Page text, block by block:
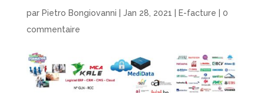
par Pietro Bongiovanni Jan 28, 2021 E-facture
0
commentaire